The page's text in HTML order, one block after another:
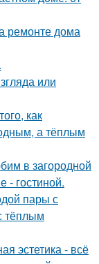
ремонте дома
или
как
а тёплым
в загородной
- гостиной.
пары с
тёплым
эстетика - всё